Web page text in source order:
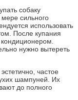
собаку
сильного
использовать
После купания
нужно вытереть
частое
шампуней. Их
до полного